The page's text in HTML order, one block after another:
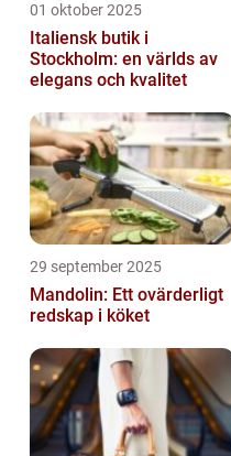
01 oktober 2025
Italiensk butik i
Stockholm: en världs av
elegans och kvalitet
29 september 2025
Mandolin: Ett ovärderligt
redskap i köket